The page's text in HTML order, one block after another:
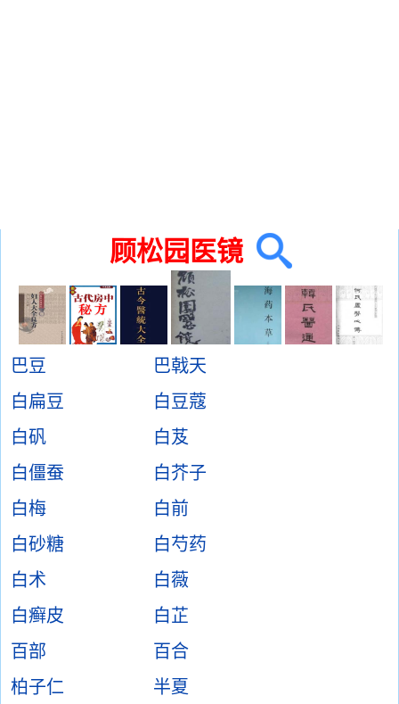
顾松园医镜
巴豆
巴戟天
白扁豆
白豆蔻
白矾
白芨
白僵蚕
白芥子
白梅
白前
白砂糖
白芍药
白术
白薇
白癣皮
白芷
百部
百合
柏子仁
半夏